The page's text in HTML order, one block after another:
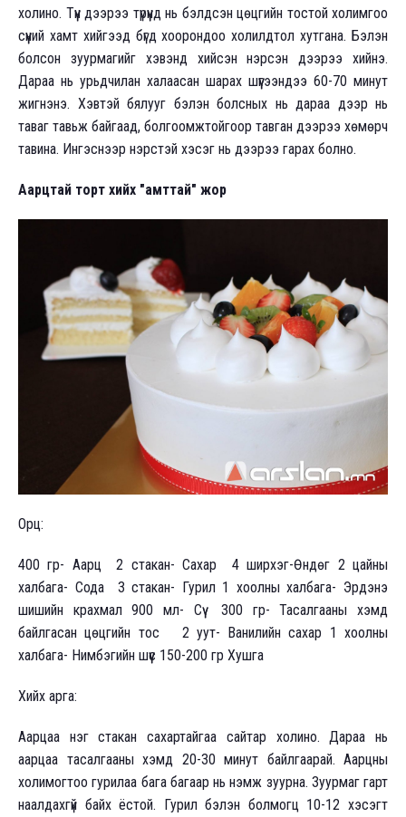
холино. Түүн дээрээ түрүүнд нь бэлдсэн цөцгийн тостой холимгоо
сүүний хамт хийгээд бүгд хоорондоо холилдтол хутгана. Бэлэн
болсон зуурмагийг хэвэнд хийсэн нэрсэн дээрээ хийнэ.
Дараа нь урьдчилан халаасан шарах шүүгээндээ 60-70 минут
жигнэнэ. Хэвтэй бялууг бэлэн болсных нь дараа дээр нь
таваг тавьж байгаад, болгоомжтойгоор тавган дээрээ хөмөрч
тавина. Ингэснээр нэрстэй хэсэг нь дээрээ гарах болно.
Аарцтай торт хийх "амттай" жор
Орц:
400 гр- Аарц 2 стакан- Сахар 4 ширхэг-Өндөг 2 цайны
халбага- Сода 3 стакан- Гурил 1 хоолны халбага- Эрдэнэ
шишийн крахмал 900 мл- Сүү 300 гр- Тасалгааны хэмд
байлгасан цөцгийн тос 2 уут- Ванилийн сахар 1 хоолны
халбага- Нимбэгийн шүүс 150-200 гр Хушга
Хийх арга:
Аарцаа нэг стакан сахартайгаа сайтар холино. Дараа нь
аарцаа тасалгааны хэмд 20-30 минут байлгаарай. Аарцны
холимогтоо гурилаа бага багаар нь нэмж зуурна. Зуурмаг гарт
наалдахгүй байх ёстой. Гурил бэлэн болмогц 10-12 хэсэгт